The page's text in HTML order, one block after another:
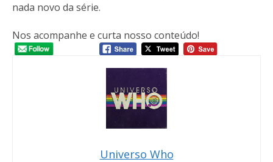
nada novo da série.
Nos acompanhe e curta nosso conteúdo!
Universo Who